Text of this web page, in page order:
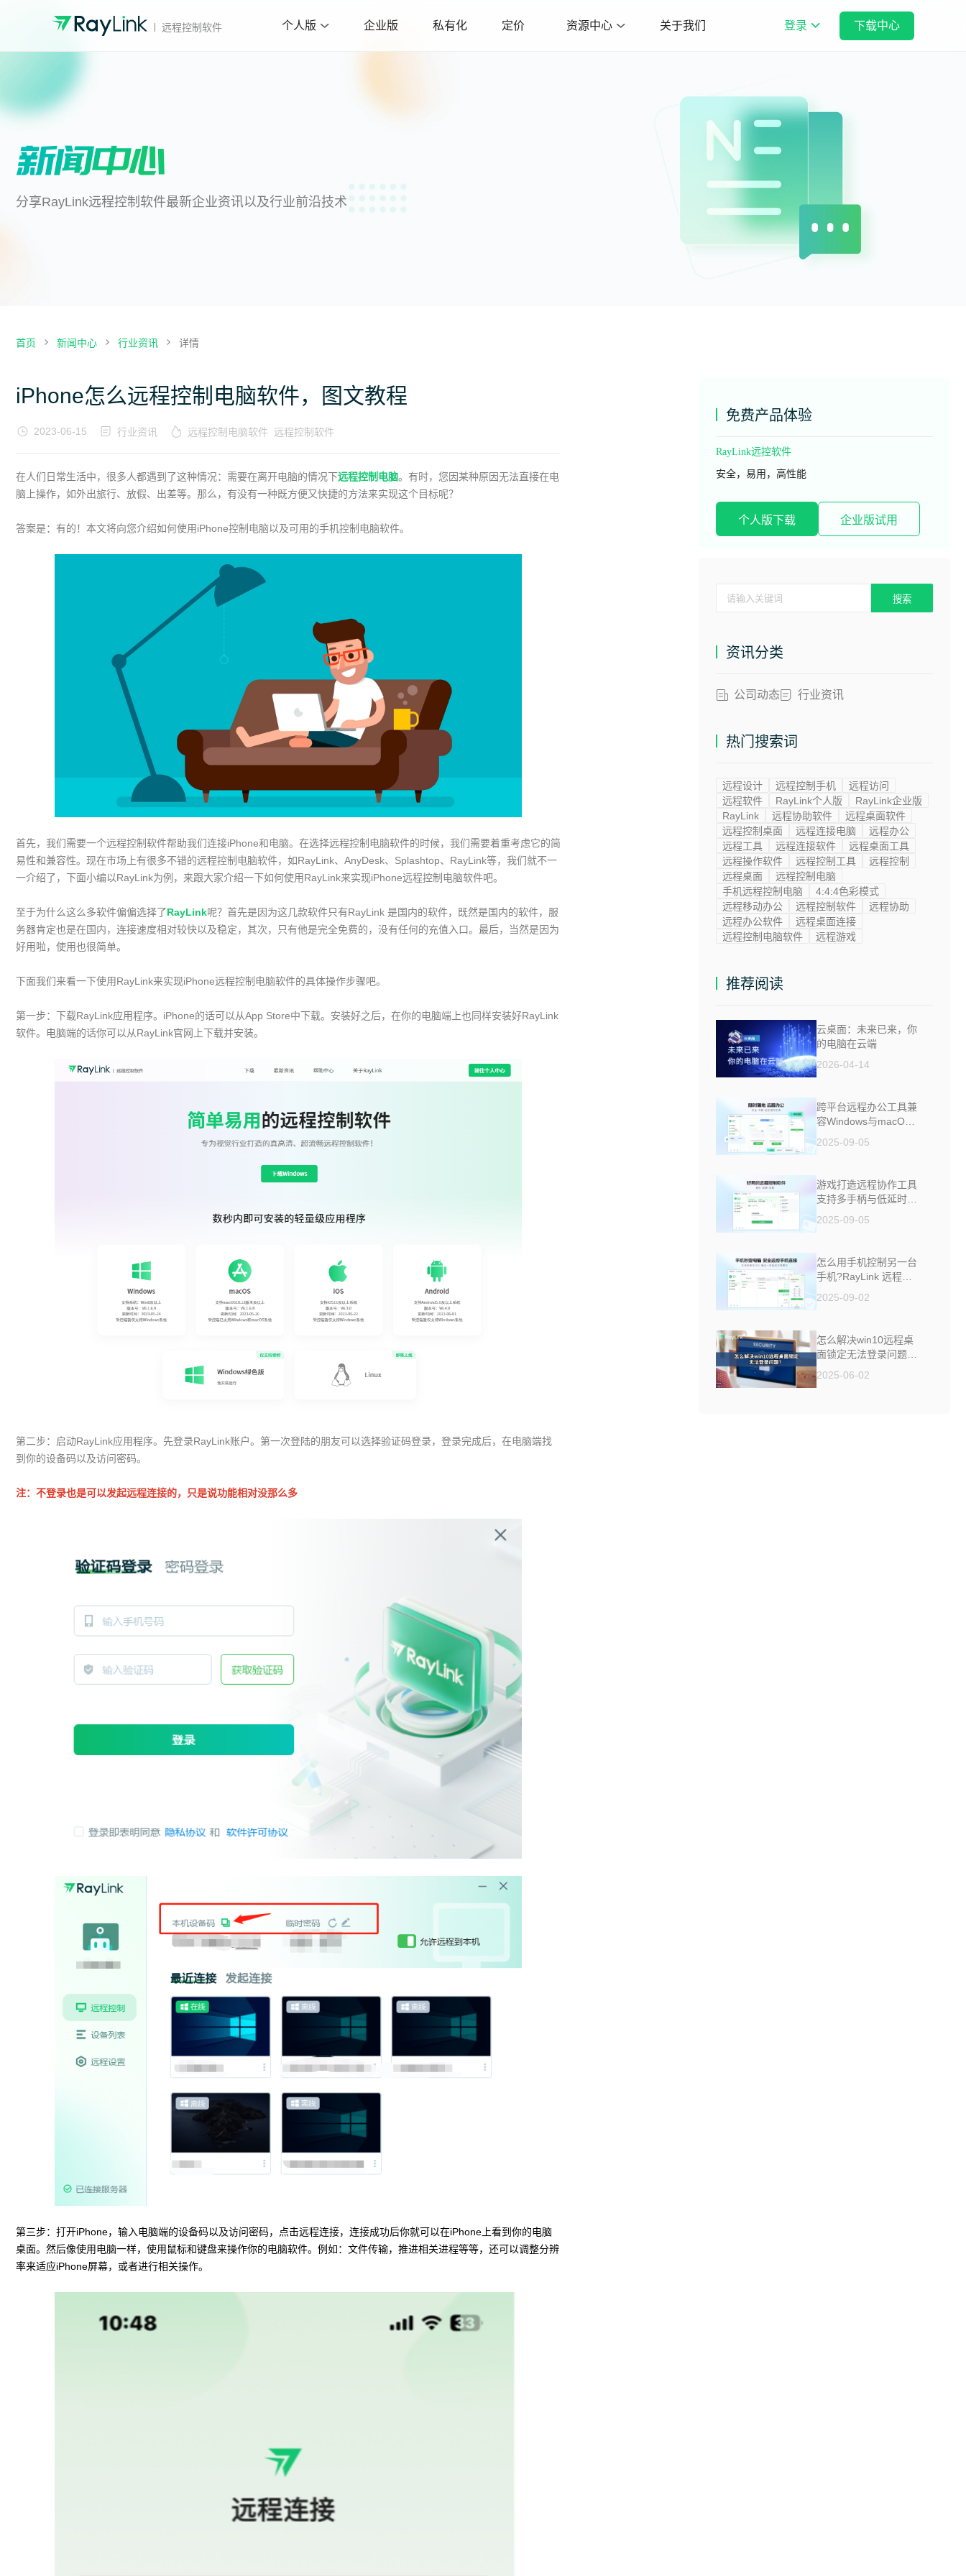
远程控制软件 个人版 企业版 私有化 定价 资源中心 关于我们 登录 下载中心
分享RayLink远程控制软件最新企业资讯以及行业前沿技术
首页 新闻中心 行业资讯 详情
iPhone怎么远程控制电脑软件，图文教程
2023-06-15 行业资讯 远程控制电脑软件 远程控制软件
在人们日常生活中，很多人都遇到了这种情况：需要在离开电脑的情况下远程控制电脑。有时，您因某种原因无法直接在电
脑上操作，如外出旅行、放假、出差等。那么，有没有一种既方便又快捷的方法来实现这个目标呢？
答案是：有的！本文将向您介绍如何使用iPhone控制电脑以及可用的手机控制电脑软件。
首先，我们需要一个远程控制软件帮助我们连接iPhone和电脑。在选择远程控制电脑软件的时候，我们需要着重考虑它的简
易性和兼容性。现在市场上有很多不错的远程控制电脑软件，如RayLink、AnyDesk、Splashtop、RayLink等，我们就不一
一介绍了，下面小编以RayLink为例，来跟大家介绍一下如何使用RayLink来实现iPhone远程控制电脑软件吧。
至于为什么这么多软件偏偏选择了RayLink呢？首先是因为这几款软件只有RayLink 是国内的软件，既然是国内的软件，服
务器肯定也是在国内，连接速度相对较快以及稳定，其次，只有他是完全免费的，没有任何的充值入口。最后，当然是因为
好用啦，使用也很简单。
下面我们来看一下使用RayLink来实现iPhone远程控制电脑软件的具体操作步骤吧。
第一步：下载RayLink应用程序。iPhone的话可以从App Store中下载。安装好之后，在你的电脑端上也同样安装好RayLink
软件。电脑端的话你可以从RayLink官网上下载并安装。
第二步：启动RayLink应用程序。先登录RayLink账户。第一次登陆的朋友可以选择验证码登录，登录完成后，在电脑端找
到你的设备码以及访问密码。
注：不登录也是可以发起远程连接的，只是说功能相对没那么多
第三步：打开iPhone，输入电脑端的设备码以及访问密码，点击远程连接，连接成功后你就可以在iPhone上看到你的电脑
桌面。然后像使用电脑一样，使用鼠标和键盘来操作你的电脑软件。例如：文件传输，推进相关进程等等，还可以调整分辨
率来适应iPhone屏幕，或者进行相关操作。
免费产品体验
RayLink远控软件
安全，易用，高性能
个人版下载 企业版试用
搜索
资讯分类
公司动态 行业资讯
热门搜索词
远程设计 远程控制手机
远程访问
远程软件
RayLink个人版
RayLink企业版
RayLink
远程协助软件
远程桌面软件
远程控制桌面
远程连接电脑
远程办公
远程工具
远程连接软件
远程桌面工具
远程操作软件
远程控制工具
远程控制
远程桌面
远程控制电脑
手机远程控制电脑
4:4:4色彩模式
远程移动办公
远程控制软件
远程协助
远程办公软件
远程桌面连接
远程控制电脑软件
远程游戏
推荐阅读
云桌面：未来已来，你
的电脑在云端
2026-04-14
跨平台远程办公工具兼
容Windows与macOS
2025-09-05
游戏打造远程协作工具
支持多手柄与低延时助
2025-09-05
怎么用手机控制另一台
手机?RayLink 远程控
2025-09-02
怎么解决win10远程桌
面锁定无法登录问题
2025-06-02